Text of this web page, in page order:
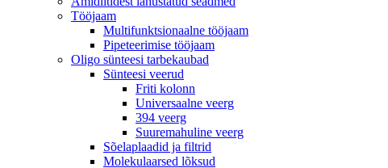
Tööjaam
Multifunktsionaalne tööjaam
Pipeteerimise tööjaam
Oligo sünteesi tarbekaubad
Sünteesi veerud
Friti kolonn
Universaalne veerg
394 veerg
Suuremahuline veerg
Sõelaplaadid ja filtrid
Molekulaarsed lõksud